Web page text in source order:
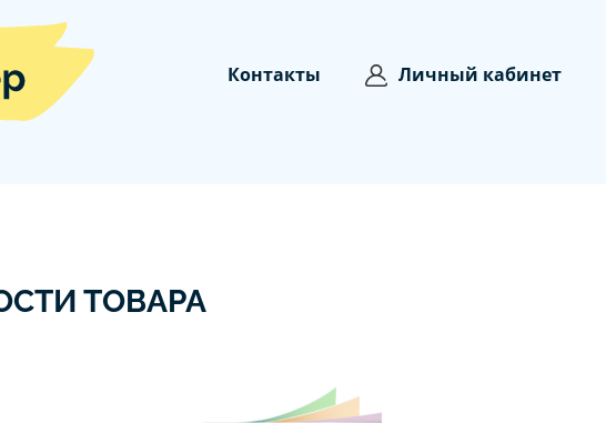
Контакты Личный кабинет
ТОВАРА